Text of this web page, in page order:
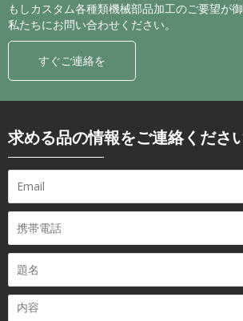
もしカスタム各種類機械部品加工のご要望が
私たちにお問い合わせください。
すぐご連絡を
求める品の情報をご連絡くださ